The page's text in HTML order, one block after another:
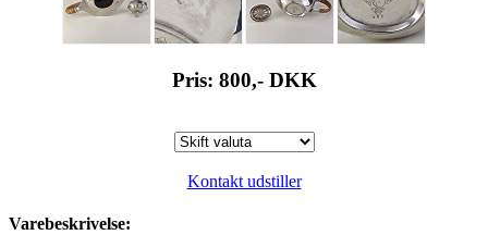
Pris: 800,- DKK
Kontakt udstiller
Varebeskrivelse: